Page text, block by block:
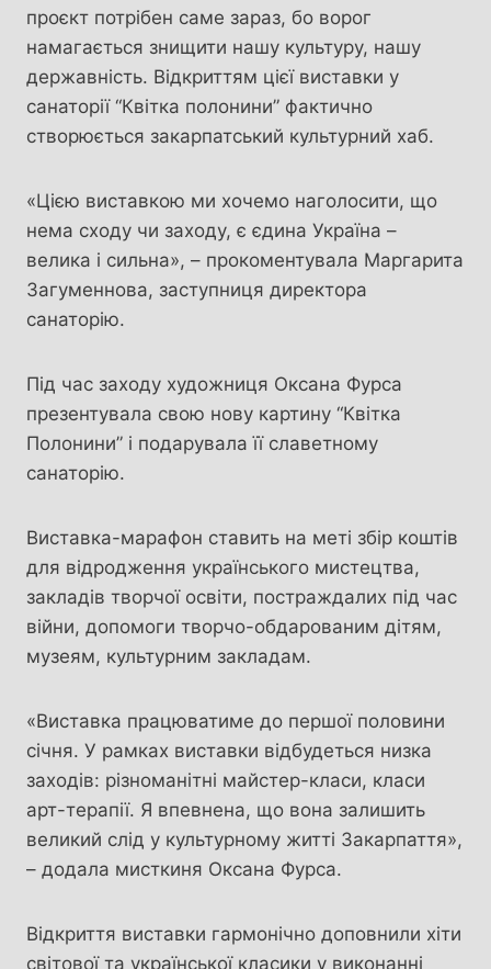
проєкт потрібен саме зараз, бо ворог
намагається знищити нашу культуру, нашу
державність. Відкриттям цієї виставки у
санаторії “Квітка полонини” фактично
створюється закарпатський культурний хаб.
«Цією виставкою ми хочемо наголосити, що
нема сходу чи заходу, є єдина Україна –
велика і сильна», – прокоментувала Маргарита
Загуменнова, заступниця директора
санаторію.
Під час заходу художниця Оксана Фурса
презентувала свою нову картину “Квітка
Полонини” і подарувала її славетному
санаторію.
Виставка-марафон ставить на меті збір коштів
для відродження українського мистецтва,
закладів творчої освіти, постраждалих під час
війни, допомоги творчо-обдарованим дітям,
музеям, культурним закладам.
«Виставка працюватиме до першої половини
січня. У рамках виставки відбудеться низка
заходів: різноманітні майстер-класи, класи
арт-терапії. Я впевнена, що вона залишить
великий слід у культурному житті Закарпаття»,
– додала мисткиня Оксана Фурса.
Відкриття виставки гармонічно доповнили хіти
світової та української класики у виконанні